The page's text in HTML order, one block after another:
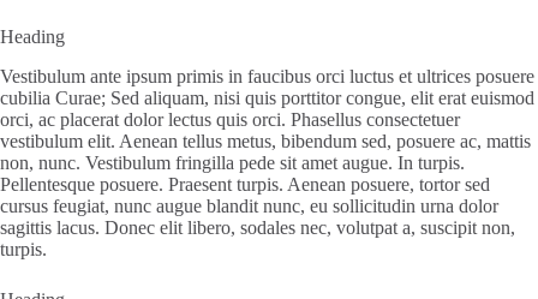
Heading
Vestibulum ante ipsum primis in faucibus orci luctus et ultrices posuere
cubilia Curae; Sed aliquam, nisi quis porttitor congue, elit erat euismod
orci, ac placerat dolor lectus quis orci. Phasellus consectetuer
vestibulum elit. Aenean tellus metus, bibendum sed, posuere ac, mattis
non, nunc. Vestibulum fringilla pede sit amet augue. In turpis.
Pellentesque posuere. Praesent turpis. Aenean posuere, tortor sed
cursus feugiat, nunc augue blandit nunc, eu sollicitudin urna dolor
sagittis lacus. Donec elit libero, sodales nec, volutpat a, suscipit non,
turpis.